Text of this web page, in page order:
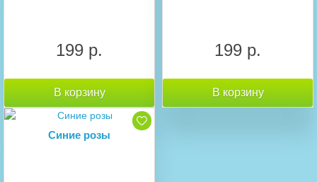
199 р.
В корзину
199 р.
В корзину
Синие розы